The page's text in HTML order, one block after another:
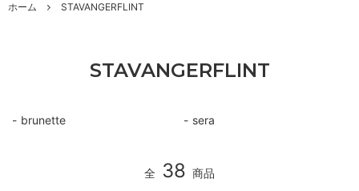
ホーム STAVANGERFLINT
STAVANGERFLINT
brunette sera
全 38 商品